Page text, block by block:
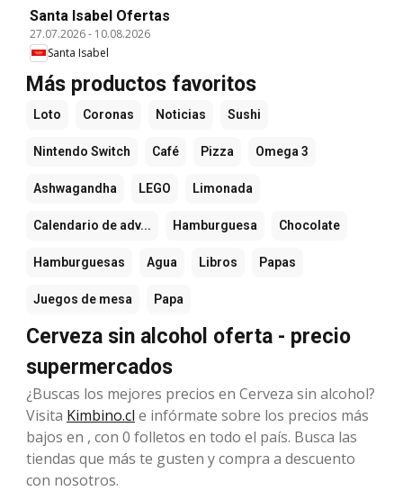
Santa Isabel Ofertas
27.07.2026- 10.08.2026
Santa Isabel
Más productos favoritos
Loto Coronas Noticias Sushi
Nintendo Switch Café Pizza Omega 3
Ashwagandha LEGO Limonada
Calendario de adv... Hamburguesa Chocolate
Hamburguesas Agua Libros Papas
Juegos de mesa Papa
Cerveza sin alcohol oferta - precio
supermercados
¿Buscas los mejores precios en Cerveza sin alcohol?
Visita Kimbino.cl e infórmate sobre los precios más
bajos en , con 0 folletos en todo el país. Busca las
tiendas que más te gusten y compra a descuento
con nosotros.